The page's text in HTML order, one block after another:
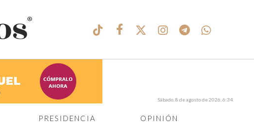
®
PRESIDENCIA OPINIÓN
Sábado, 8 de agosto de 2026, 6:34